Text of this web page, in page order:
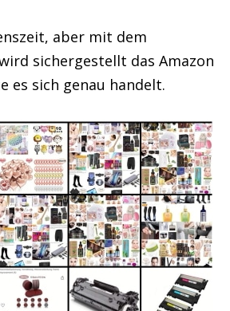
aber mit dem
sichergestellt das Amazon
es sich genau handelt.